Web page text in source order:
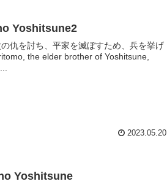
Yoshitsune2
仇を討ち、平家を滅ぼすため、兵を挙げ
the elder brother of Yoshitsune,
2023.05.20
Yoshitsune